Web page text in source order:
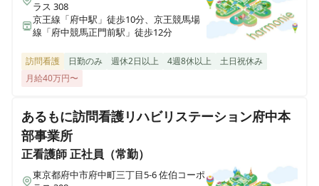
医療施設型ホスピス 医心館鈴鹿
医療施設型ホスピス 医心館加須
埼玉県加須市不動岡一丁目（住所未定）
ラス 308
京王線「府中駅」徒歩10分、京王競馬場
線「府中競馬正門前駅」徒歩12分
訪問看護 日勤のみ 週休2日以上 4週8休以上
土日祝休み
月給40万円〜
あるもに訪問看護リハビリステーション府中本
部事業所
正看護師正社員（常勤）
東京都府中市府中町三丁目5-6 佐伯コーポ